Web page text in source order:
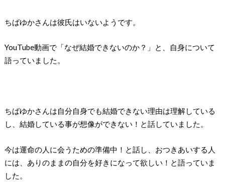
ちばゆかさんは彼氏はいないようです。
YouTube動画で「なぜ結婚できないのか？」と、自身について
語っていました。
ちばゆかさんは自分自身でも結婚できない理由は理解している
し、結婚している事が想像ができない！と話していました。
今は運命の人に会うための準備中！と話し、おつきあいする人
には、ありのままの自分を好きになって欲しい！と語っていま
した。